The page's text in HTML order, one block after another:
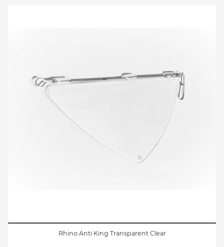
Rhino Anti King Transparent Clear